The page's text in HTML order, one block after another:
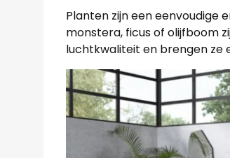
Planten zijn een eenvoudige
monstera, ficus of olijfboom
luchtkwaliteit en brengen ze